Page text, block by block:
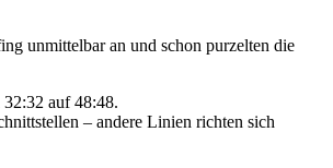
unmittelbar an und schon purzelten die
auf 48:48.
– andere Linien richten sich